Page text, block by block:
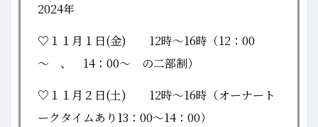
2024年
♡１１月１日(金) 12時～16時（12：00
～ 、 14：00～ の二部制）
♡１１月２日(土) 12時～16時（オーナート
ークタイムあり13：00～14：00）